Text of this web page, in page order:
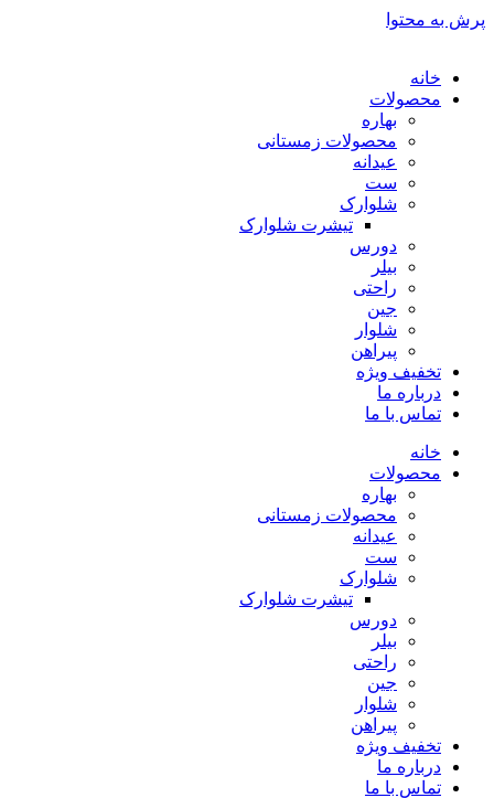
پرش به محتوا
خانه
محصولات
بهاره
محصولات زمستانی
عیدانه
ست
شلوارک
تیشرت شلوارک
دورس
بیلر
راحتی
جین
شلوار
پیراهن
تخفیف ویژه
درباره ما
تماس با ما
خانه
محصولات
بهاره
محصولات زمستانی
عیدانه
ست
شلوارک
تیشرت شلوارک
دورس
بیلر
راحتی
جین
شلوار
پیراهن
تخفیف ویژه
درباره ما
تماس با ما